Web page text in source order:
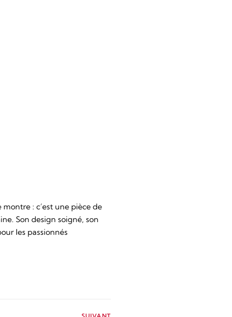
: c’est une pièce de
Son design soigné, son
les passionnés